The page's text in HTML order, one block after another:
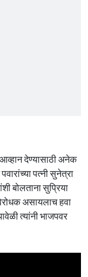
देण्यासाठी अनेक
पत्नी सुनेत्रा
बोलताना सुप्रिया
असायलाच हवा
त्यांनी भाजपवर